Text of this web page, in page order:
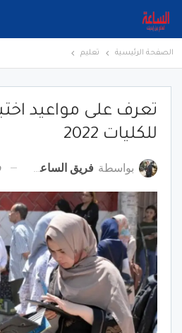
الصفحة الرئيسية تعليم
تعرف على مواعيد
للكليات 2022
بواسطة فريق الساعة برس